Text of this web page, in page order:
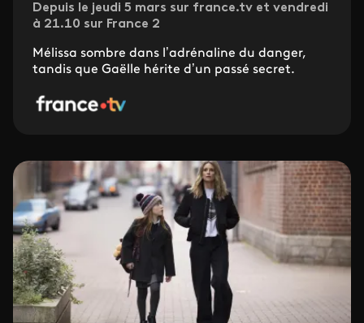
Depuis le jeudi 5 mars sur france.tv et vendredi
à 21.10 sur France 2
Mélissa sombre dans l’adrénaline du danger,
tandis que Gaëlle hérite d’un passé secret.